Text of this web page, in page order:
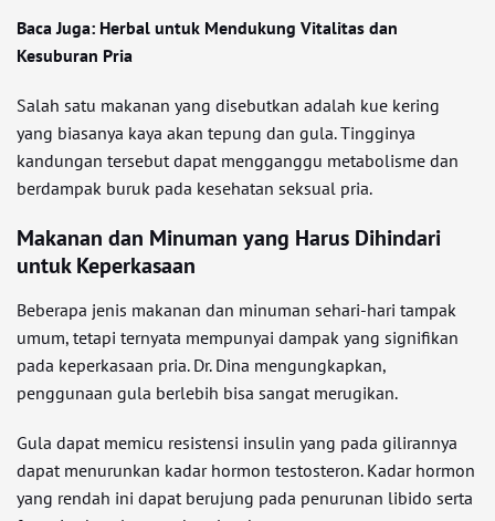
Baca Juga: Herbal untuk Mendukung Vitalitas dan
Kesuburan Pria
Salah satu makanan yang disebutkan adalah kue kering
yang biasanya kaya akan tepung dan gula. Tingginya
kandungan tersebut dapat mengganggu metabolisme dan
berdampak buruk pada kesehatan seksual pria.
Makanan dan Minuman yang Harus Dihindari
untuk Keperkasaan
Beberapa jenis makanan dan minuman sehari-hari tampak
umum, tetapi ternyata mempunyai dampak yang signifikan
pada keperkasaan pria. Dr. Dina mengungkapkan,
penggunaan gula berlebih bisa sangat merugikan.
Gula dapat memicu resistensi insulin yang pada gilirannya
dapat menurunkan kadar hormon testosteron. Kadar hormon
yang rendah ini dapat berujung pada penurunan libido serta